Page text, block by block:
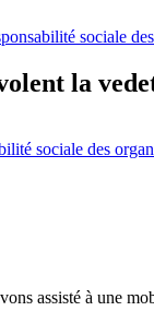
sociale
la
sociale des
assisté à une